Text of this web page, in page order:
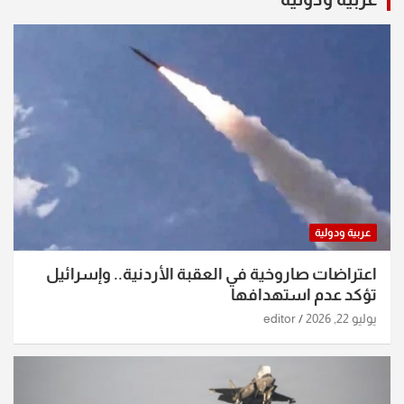
عربية ودولية
اعتراضات صاروخية في العقبة الأردنية.. وإسرائيل
تؤكد عدم استهدافها
يوليو 22, 2026 editor